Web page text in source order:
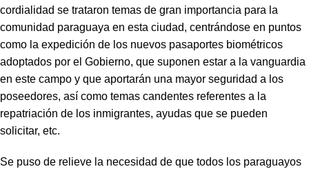
cordialidad se trataron temas de gran importancia para la
comunidad paraguaya en esta ciudad, centrándose en puntos
como la expedición de los nuevos pasaportes biométricos
adoptados por el Gobierno, que suponen estar a la vanguardia
en este campo y que aportarán una mayor seguridad a los
poseedores, así como temas candentes referentes a la
repatriación de los inmigrantes, ayudas que se pueden
solicitar, etc.
Se puso de relieve la necesidad de que todos los paraguayos